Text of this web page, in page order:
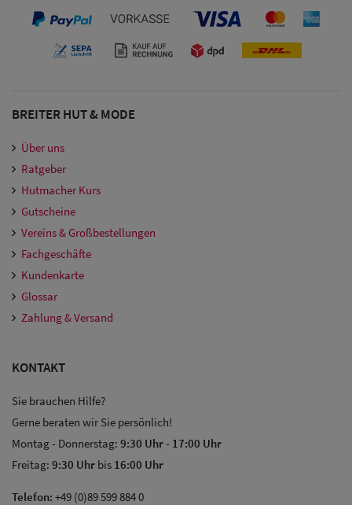
BREITER HUT & MODE
Über uns
Ratgeber
Hutmacher Kurs
Gutscheine
Vereins & Großbestellungen
Fachgeschäfte
Kundenkarte
Glossar
Zahlung & Versand
KONTAKT
Sie brauchen Hilfe?
Gerne beraten wir Sie persönlich!
Montag - Donnerstag: 9:30 Uhr- 17:00 Uhr
Freitag: 9:30 Uhr bis 16:00 Uhr
Telefon: +49 (0)89 599 884 0